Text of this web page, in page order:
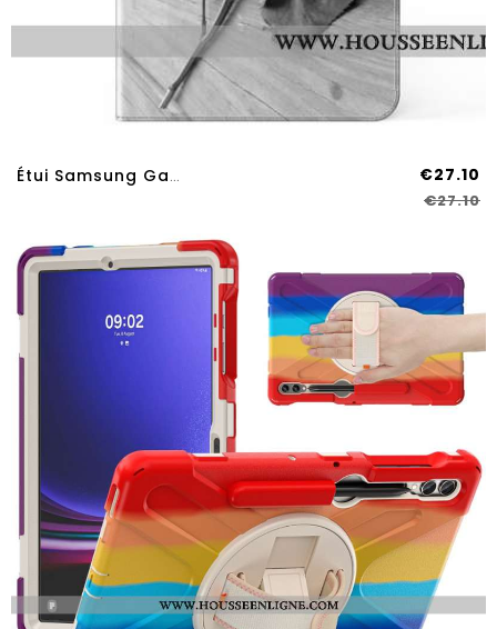
Étui Samsung Galaxy Tab S9 Plus / S9 FE Plus Motif Rose €27.10
€27.10